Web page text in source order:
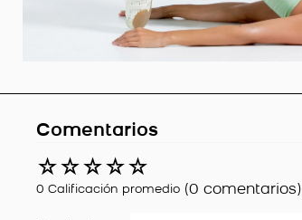
Comentarios
☆☆☆☆☆
0 Calificación promedio (0 comentarios)